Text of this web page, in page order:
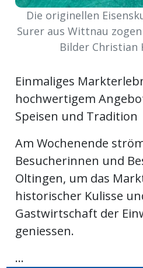
Die originellen
Surer aus Wittnau
Bilder Christian
Einmaliges
hochwertigem
Speisen und Tradition
Am Wochenende
Besucherinnen und
Oltingen, um das
historischer Kulisse
Gastwirtschaft der
geniessen.
...